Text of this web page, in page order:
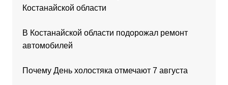
Костанайской области
В Костанайской области подорожал ремонт
автомобилей
Почему День холостяка отмечают 7 августа